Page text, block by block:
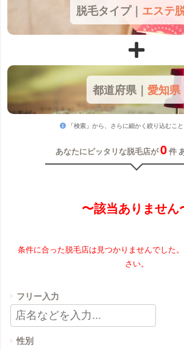
脱毛タイプ｜ エステ
都道府県｜ 愛知県
「検索」から、さらに細かく絞り込むこ
あなたにピッタリな脱毛店が0件
〜該当ありません
条件に合った脱毛店は見つかりませんでした
さい。
フリー入力
性別